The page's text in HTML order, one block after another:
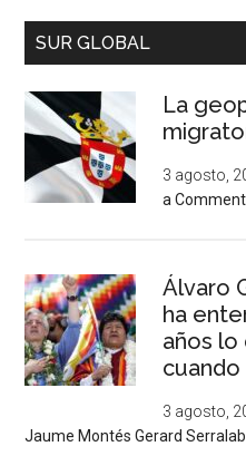
SUR GLOBAL
La
3 agosto,
a Comment
Álvaro
ha
años lo
cuando
3 agosto,
Jaume Montés Gerard